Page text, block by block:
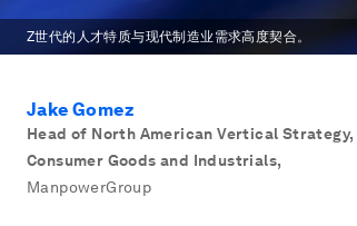
Z世代的人才特质与现代制造业需求高度契合。
Jake Gomez
Head of North American Vertical Strategy,
Consumer Goods and Industrials,
ManpowerGroup